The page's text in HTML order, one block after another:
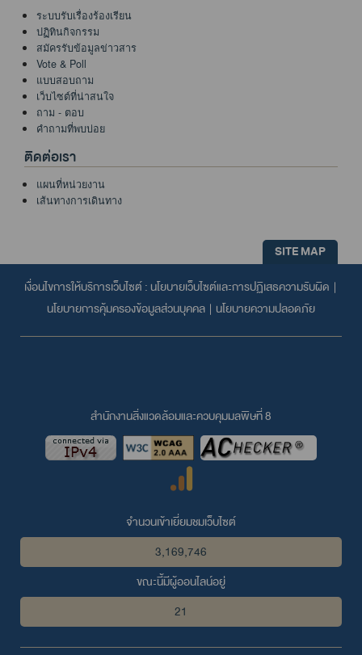
ระบบรับเรื่องร้องเรียน
ปฏิทินกิจกรรม
สมัครรับข้อมูลข่าวสาร
Vote & Poll
แบบสอบถาม
เว็บไซต์ที่น่าสนใจ
ถาม - ตอบ
คำถามที่พบบ่อย
ติดต่อเรา
แผนที่หน่วยงาน
เส้นทางการเดินทาง
SITE MAP
เงื่อนไขการให้บริการเว็บไซต์ : นโยบายเว็บไซต์และการปฏิเสธความรับผิด |
นโยบายการคุ้มครองข้อมูลส่วนบุคคล | นโยบายความปลอดภัย
สำนักงานสิ่งแวดล้อมและควบคุมมลพิษที่ 8
จำนวนเข้าเยี่ยมชมเว็บไซต์
3,169,746
ขณะนี้มีผู้ออนไลน์อยู่
21